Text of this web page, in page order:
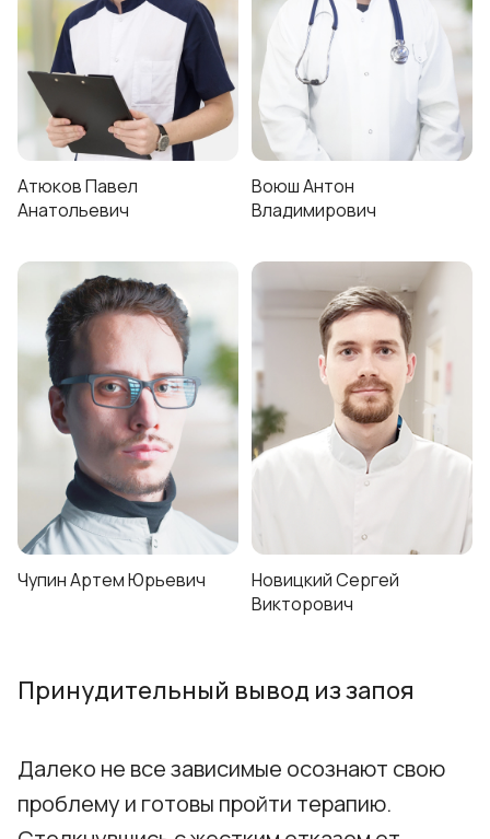
Атюков Павел
Анатольевич
Воюш Антон
Владимирович
Чупин Артем Юрьевич
Новицкий Сергей
Викторович
Принудительный вывод из запоя
Далеко не все зависимые осознают свою
проблему и готовы пройти терапию.